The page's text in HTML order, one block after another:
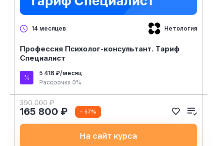
14 месяцев Нетология
Профессия Психолог-консультант. Тариф
Специалист
5 416 ₽/месяц
Рассрочка 0%
390 000 ₽
165 800 ₽ - 57%
На сайт курса